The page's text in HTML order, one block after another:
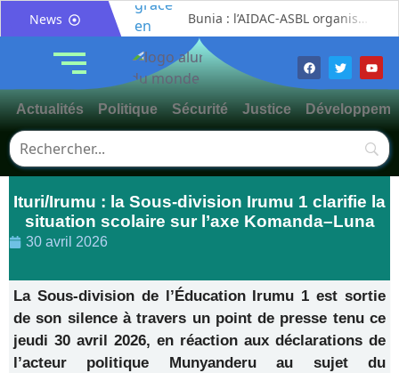
News
Bunia : l’AIDAC-ASBL organise une prière d’action de grâce en l’honneur des finalistes musulmans admis à l’Examen d’État édition 2026
Bunia : des jeunes sensibilisés à la masculinité positive pour lutter contre les violences basées sur le genre
Ituri / Riposte contre Ebola : World Vision forme 50 leaders religieux à Bunia pour transformer la foi en actions contre Ebola
Nord-Kivu : la MONUSCO évacue deux rescapés d’un crash aérien et rapatrie le corps d’une victime à Beni
Mahagi : ASADS Asbl et IEDA Relief sensibilisent la population de Djupabook-Yima contre les violences basées sur le genre
Mahagi:Me Mokili Mungunuti David salue le déploiement de Mont Gabaon et appelle à une identification concertée des axes à asphalter
Actualités Politique Sécurité Justice
Ituri/Irumu : la Sous-division Irumu 1 clarifie la
situation scolaire sur l’axe Komanda–Luna
30 avril 2026
La Sous-division de l’Éducation Irumu 1 est sortie
de son silence à travers un point de presse tenu ce
jeudi 30 avril 2026, en réaction aux déclarations de
l’acteur politique Munyanderu au sujet du